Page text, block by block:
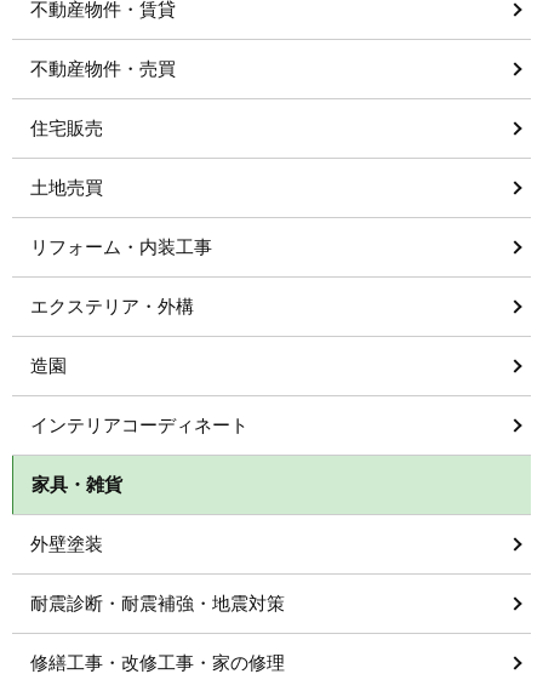
不動産物件・賃貸
不動産物件・売買
住宅販売
土地売買
リフォーム・内装工事
エクステリア・外構
造園
インテリアコーディネート
家具・雑貨
外壁塗装
耐震診断・耐震補強・地震対策
修繕工事・改修工事・家の修理